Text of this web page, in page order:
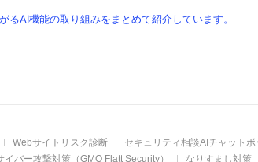
AI機能の取り組みをまとめて紹介しています。
Webサイトリスク診断
セキュリティ相談AIチャットボ
イバー攻撃対策（GMO Flatt Security） なりすまし対策